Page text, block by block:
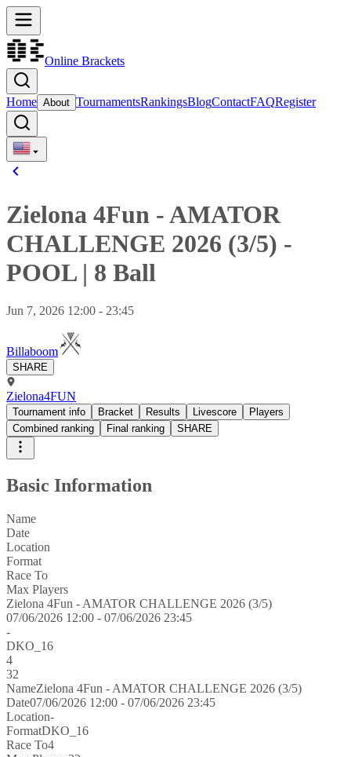
Online Brackets
Home About TournamentsRankingsBlogContactFAQRegister
Zielona 4Fun - AMATOR
CHALLENGE 2026 (3/5) -
POOL| 8 Ball
Jun 7, 2026 12:00 - 23:45
Billaboom
SHARE
Zielona4FUN
Tournament info Bracket Results Livescore
Players
Combined ranking
Final ranking SHARE
Basic Information
Name
Date
Location
Format
Race To
Max Players
Zielona 4Fun - AMATOR CHALLENGE 2026 (3/5)
07/06/2026 12:00 - 07/06/2026 23:45
-
DKO_16
4
32
NameZielona 4Fun - AMATOR CHALLENGE 2026 (3/5)
Date07/06/2026 12:00 - 07/06/2026 23:45
Location-
FormatDKO_16
Race To4